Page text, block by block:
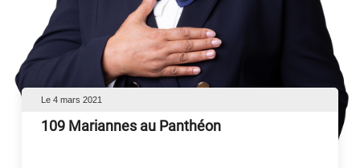
Le 4 mars 2021
109 Mariannes au Panthéon